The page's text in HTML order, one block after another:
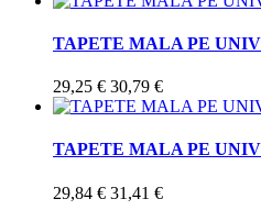
TAPETE MALA PE
29,25 € 30,79 €
TAPETE MALA PE
29,84 € 31,41 €